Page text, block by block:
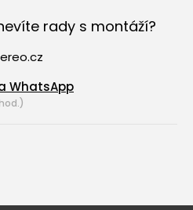
rady s montáží?
WhatsApp